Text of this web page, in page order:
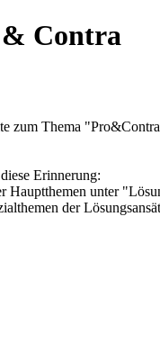
Contra
zum Thema
Erinnerung:
Hauptthemen unter
der